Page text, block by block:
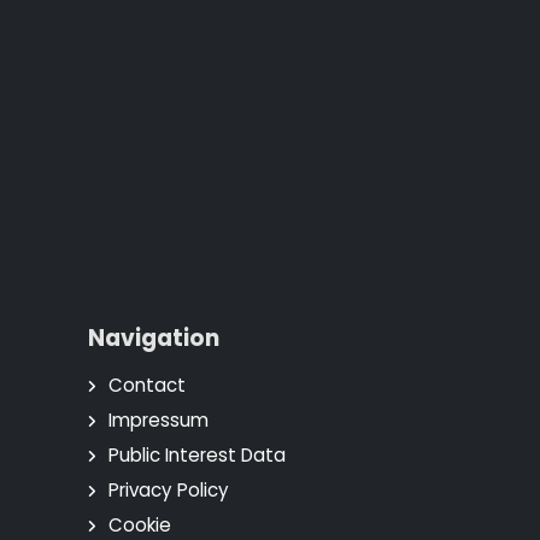
Navigation
Contact
Impressum
Public Interest Data
Privacy Policy
Cookie